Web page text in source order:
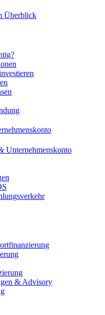
Überblick
Unternehmenskonto
& Advisory